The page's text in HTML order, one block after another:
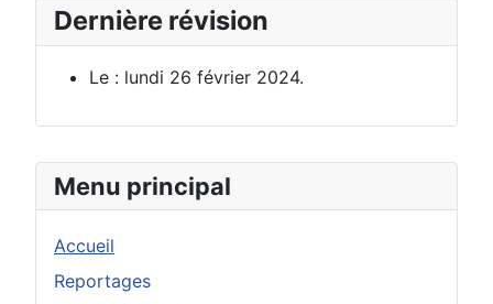
Menu principal
Accueil
Reportages
Dernière révision
Le : lundi 26 février 2024.